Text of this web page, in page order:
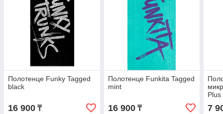
Полотенце Funky Tagged
black
16 900 ₸
Полотенце Funkita Tagged
mint
16 900₸
Plus
7